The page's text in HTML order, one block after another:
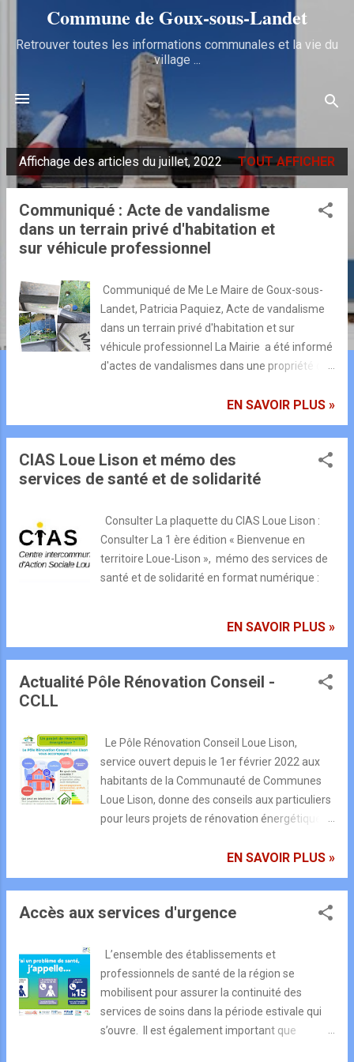
Accéder au contenu principal
Commune de Goux‑sous‑Landet
Retrouver toutes les informations communales et la vie du
village ...
A
Affichage des articles du juillet, 2022 TOUT AFFICHER
Communiqué : Acte de vandalisme
dans un terrain privé d'habitation et
sur véhicule professionnel
Communiqué de Me Le Maire de Goux-sous-
Landet, Patricia Paquiez, Acte de vandalisme
dans un terrain privé d'habitation et sur
véhicule professionnel La Mairie a été informé
d'actes de vandalismes dans une propriété de
principalement sur leur terrasse, piscine et sur
le camion professionnel, survenus entre mardi
26 et mercredi 27 juillet 2022. La piscine a été
coupée, percée, tailladée, et totalement vidée.
Différents objets situés à proximité ont été
dégradations, des actes perpétrés, des graffitis
et inscriptions, il semblerait que ces
comportements de destruction et d'atteinte
trouvent origine auprès d'enfants, soit du
indiquent clairement une atteinte à un enfant,
avec son prénom cité. Cette blessure, née de
dommage à ce jeune, et affecte tous ...
EN SAVOIR PLUS »
CIAS Loue Lison et mémo des
services de santé et de solidarité
Consulter La plaquette du CIAS Loue Lison :
Consulter La 1 ère édition « Bienvenue en
territoire Loue-Lison », mémo des services de
santé et de solidarité en format numérique :
EN SAVOIR PLUS »
Actualité Pôle Rénovation Conseil -
CCLL
Le Pôle Rénovation Conseil Loue Lison,
service ouvert depuis le 1er février 2022 aux
habitants de la Communauté de Communes
Loue Lison, donne des conseils aux particuliers
pour leurs projets de rénovation énergétique.
l’interlocuteur des ménages et les
accompagne dans leurs projets. Il est joignable
au 07 88 84 40 93 ou par mail
renovationenergetique. louelison@gmail.com .
l’accompagnateur et la Communauté de
Communes ne réalise pas de démarchage
téléphonique ni de visite à domicile avant la
phase de travaux . Nous vous informons que
nous avons eu des retours de démarchage
EN SAVOIR PLUS »
Accès aux services d'urgence
L’ensemble des établissements et
professionnels de santé de la région se
mobilisent pour assurer la continuité des
services de soins dans la période estivale qui
s’ouvre. Il est également important que